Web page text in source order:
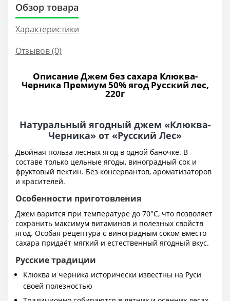
Обзор товара
Характеристики
Отзывов (0)
Описание Джем без сахара Клюква-
Черника Премиум 50% ягод Русский лес,
220г
Натуральный ягодный джем «Клюква-
Черника» от «Русский Лес»
Двойная польза лесных ягод в одной баночке. В
составе только цельные ягоды, виноградный сок и
фруктовый пектин. Без консервантов, ароматизаторов
и красителей.
Особенности приготовления
Джем варится при температуре до 70°С, что позволяет
сохранить максимум витаминов и полезных свойств
ягод. Особая рецептура с виноградным соком вместо
сахара придаёт мягкий и естественный ягодный вкус.
Русские традиции
Клюква и черника исторически известны на Руси
своей полезностью